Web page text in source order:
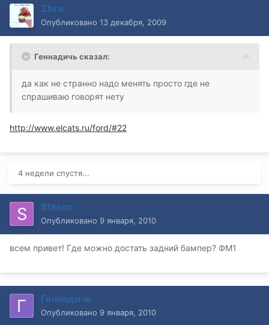
Zbru
Опубликовано 13 декабря, 2009
Геннадичь сказал:
да как не странно надо менять просто где не
спрашиваю говорят нету
http://www.elcats.ru/ford/#22
4 недели спустя...
Stason
Опубликовано 9 января, 2010
всем привет! Где можно достать задний бампер? ФМ1
Геннадичь
Опубликовано 9 января, 2010